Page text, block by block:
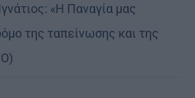
«Η Παναγία μας
της ταπείνωσης και της